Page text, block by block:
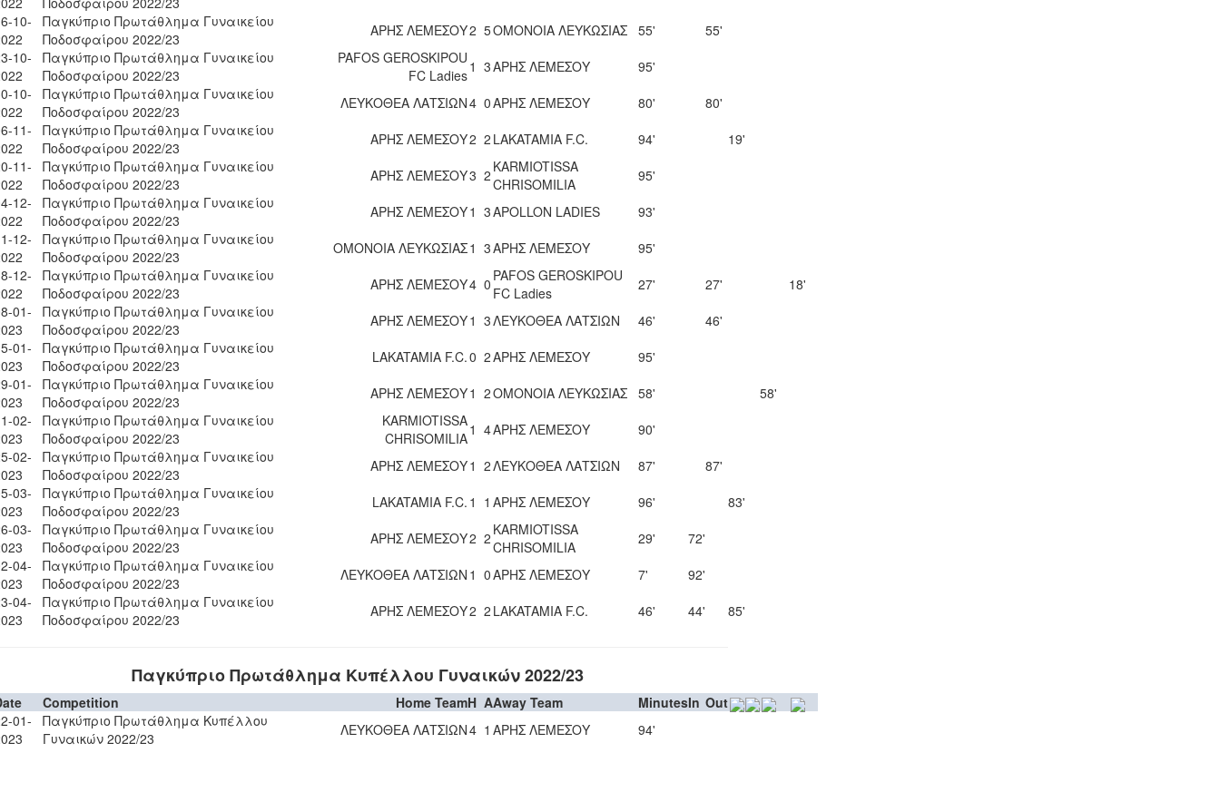
10-
Παγκύπριο Πρωτάθλημα Γυναικείου
Ποδοσφαίρου 2022/23
ΑΡΗΣ ΛΕΜΕΣΟΥ2 5ΟΜΟΝΟΙΑ ΛΕΥΚΩΣΙΑΣ 55'
55'
10-
Παγκύπριο Πρωτάθλημα Γυναικείου
Ποδοσφαίρου 2022/23
PAFOS GEROSKIPOU
FC Ladies1 3ΑΡΗΣ ΛΕΜΕΣΟΥ
95'
10-
Παγκύπριο Πρωτάθλημα Γυναικείου
Ποδοσφαίρου 2022/23
ΛΕΥΚΟΘΕΑ ΛΑΤΣΙΩΝ4 0ΑΡΗΣ ΛΕΜΕΣΟΥ 80'
80'
11-
Παγκύπριο Πρωτάθλημα Γυναικείου
Ποδοσφαίρου 2022/23
ΑΡΗΣ ΛΕΜΕΣΟΥ2 2 LAKATAMIA F.C. 94'
19'
11-
Παγκύπριο Πρωτάθλημα Γυναικείου
Ποδοσφαίρου 2022/23
ΑΡΗΣ ΛΕΜΕΣΟΥ3 2 KARMIOTISSA
CHRISOMILIA
95'
12-
Παγκύπριο Πρωτάθλημα Γυναικείου
Ποδοσφαίρου 2022/23
ΑΡΗΣ ΛΕΜΕΣΟΥ1 3APOLLON LADIES
93'
12-
Παγκύπριο Πρωτάθλημα Γυναικείου
Ποδοσφαίρου 2022/23
ΟΜΟΝΟΙΑ ΛΕΥΚΩΣΙΑΣ1 3ΑΡΗΣ ΛΕΜΕΣΟΥ
95'
12-
Παγκύπριο Πρωτάθλημα Γυναικείου
Ποδοσφαίρου 2022/23
ΑΡΗΣ ΛΕΜΕΣΟΥ4 0 PAFOS GEROSKIPOU
FC Ladies
27' 27'
18'
01-
Παγκύπριο Πρωτάθλημα Γυναικείου
Ποδοσφαίρου 2022/23
ΑΡΗΣ ΛΕΜΕΣΟΥ1 3ΛΕΥΚΟΘΕΑ ΛΑΤΣΙΩΝ 46'
46'
01-
Παγκύπριο Πρωτάθλημα Γυναικείου
Ποδοσφαίρου 2022/23
LAKATAMIA F.C.0 2ΑΡΗΣ ΛΕΜΕΣΟΥ
95'
01-
Παγκύπριο Πρωτάθλημα Γυναικείου
Ποδοσφαίρου 2022/23
ΑΡΗΣ ΛΕΜΕΣΟΥ1 2ΟΜΟΝΟΙΑ ΛΕΥΚΩΣΙΑΣ 58'
58'
02-
Παγκύπριο Πρωτάθλημα Γυναικείου
Ποδοσφαίρου 2022/23
KARMIOTISSA
CHRISOMILIA1 4ΑΡΗΣ ΛΕΜΕΣΟΥ
90'
02-
Παγκύπριο Πρωτάθλημα Γυναικείου
Ποδοσφαίρου 2022/23
ΑΡΗΣ ΛΕΜΕΣΟΥ1 2ΛΕΥΚΟΘΕΑ ΛΑΤΣΙΩΝ 87'
87'
03-
Παγκύπριο Πρωτάθλημα Γυναικείου
Ποδοσφαίρου 2022/23
LAKATAMIA F.C. 1 1 ΑΡΗΣ ΛΕΜΕΣΟΥ 96'
83'
03-
Παγκύπριο Πρωτάθλημα Γυναικείου
Ποδοσφαίρου 2022/23
ΑΡΗΣ ΛΕΜΕΣΟΥ2 2 KARMIOTISSA
CHRISOMILIA
29'
72'
04-
Παγκύπριο Πρωτάθλημα Γυναικείου
Ποδοσφαίρου 2022/23
ΛΕΥΚΟΘΕΑ ΛΑΤΣΙΩΝ 1 0ΑΡΗΣ ΛΕΜΕΣΟΥ 7'
92'
04-
Παγκύπριο Πρωτάθλημα Γυναικείου
Ποδοσφαίρου 2022/23
ΑΡΗΣ ΛΕΜΕΣΟΥ2 2 LAKATAMIA F.C. 46' 44' 85'
Παγκύπριο Πρωτάθλημα Κυπέλλου Γυναικών 2022/23
Competition Home TeamH AAway Team MinutesIn Out
01-
Παγκύπριο Πρωτάθλημα Κυπέλλου
Γυναικών 2022/23
ΛΕΥΚΟΘΕΑ ΛΑΤΣΙΩΝ4 1 ΑΡΗΣ ΛΕΜΕΣΟΥ 94'